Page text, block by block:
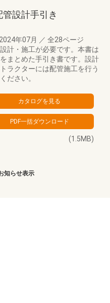
設計手引き
2024年07月 ／ 全28ページ
計・施工が必要です。本書は
まとめた手引き書です。設計
ラクターには配管施工を行う
ださい。
(1.5MB)
知らせ表示